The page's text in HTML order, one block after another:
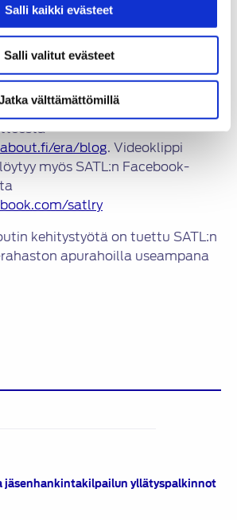
Salli kaikki evästeet
Salli valitut evästeet
välttämättömillä
vetojen keskiarvo, jolloin
pitää lähes virallisena.
tekee se, että virallisia valvojia ei
löytyy Electric RaceAboutin
era/blog. Videoklippi
myös SATL:n Facebook-
satlry
kehitystyötä on tuettu SATL:n
apurahoilla useampana
jäsenhankintakilpailun yllätyspalkinnot